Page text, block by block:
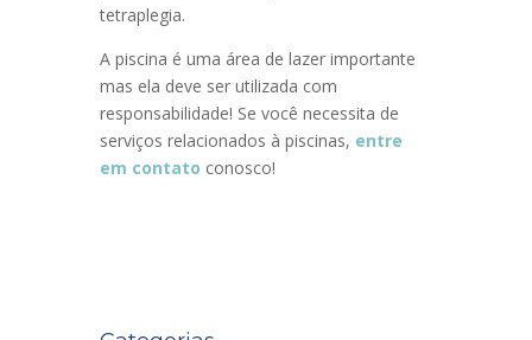
tetraplegia.
A piscina é uma área de lazer importante
mas ela deve ser utilizada com
responsabilidade! Se você necessita de
serviços relacionados à piscinas, entre
em contato conosco!